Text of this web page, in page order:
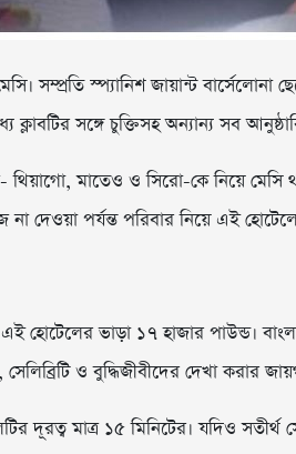
সম্প্রতি স্প্যানিশ জায়ান্ট বার্সেলোনা
সঙ্গে চুক্তিসহ অন্যান্য সব
থিয়াগো, মাতেও ও সিরো-কে নিয়ে মেসি
দেওয়া পর্যন্ত পরিবার নিয়ে এই
এই হোটেলের ভাড়া ১৭ হাজার পাউন্ড।
ও বুদ্ধিজীবীদের দেখা করার
দূরত্ব মাত্র ১৫ মিনিটের। যদিও